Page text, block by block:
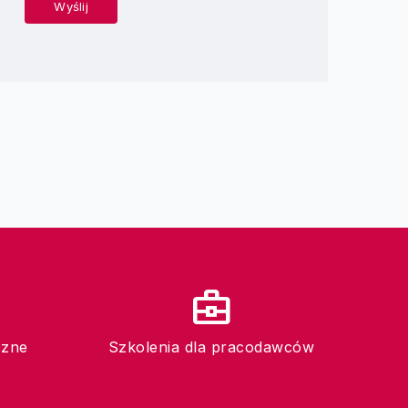
business_center
Szkolenia dla pracodawców